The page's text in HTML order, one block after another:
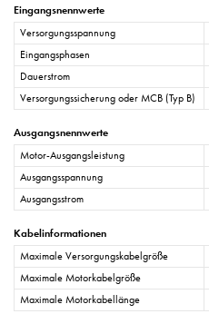
Eingangsnennwerte
Versorgungsspannung
Eingangsphasen
Dauerstrom
Versorgungssicherung oder MCB (Typ B)
Ausgangsnennwerte
Motor-Ausgangsleistung
Ausgangsspannung
Ausgangsstrom
Kabelinformationen
Maximale Versorgungskabelgröße
Maximale Motorkabelgröße
Maximale Motorkabellänge